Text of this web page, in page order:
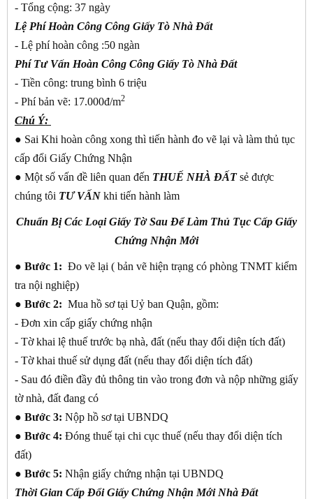
- Tổng cộng: 37 ngày
Lệ Phí Hoàn Công Công Giấy Tò Nhà Đất
- Lệ phí hoàn công :50 ngàn
Phí Tư Vấn Hoàn Công Công Giấy Tò Nhà Đất
- Tiền công: trung bình 6 triệu
- Phí bản vẽ: 17.000đ/m2
Chú Ý:
● Sai Khi hoàn công xong thì tiến hành đo vẽ lại và làm thủ tục
cấp đổi Giấy Chứng Nhận
● Một số vấn đề liên quan đến THUẾ NHÀ ĐẤTsẻ được
chúng tôi TƯ VẤN khi tiến hành làm
Chuẩn Bị Các Loại Giấy Tờ Sau Để Làm Thủ Tục Cấp Giấy
Chứng Nhận Mới
● Bước 1: Đo vẽ lại ( bản vẽ hiện trạng có phòng TNMT kiểm
tra nội nghiệp)
● Bước 2: Mua hồ sơ tại Uỷ ban Quận, gồm:
- Đơn xin cấp giấy chứng nhận
- Tờ khai lệ thuế trước bạ nhà, đất (nếu thay đổi diện tích đất)
- Tờ khai thuế sử dụng đất (nếu thay đổi diện tích đất)
- Sau đó điền đầy đủ thông tin vào trong đơn và nộp những giấy
tờ nhà, đất đang có
● Bước 3: Nộp hồ sơ tại UBNDQ
● Bước 4: Đóng thuế tại chi cục thuế (nếu thay đổi diện tích
đất)
● Bước 5: Nhận giấy chứng nhận tại UBNDQ
Thời Gian Cấp Đổi Giấy Chứng Nhận Mới Nhà Đất